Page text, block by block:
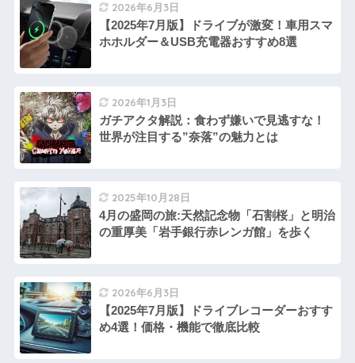
2026年6月3日
【2025年7月版】ドライブが激変！車用スマ
ホホルダー＆USB充電器おすすめ8選
2026年1月3日
ガチアクタ解説：食わず嫌いで見逃すな！
世界が注目する”奈落”の魅力とは
2025年10月28日
4月の盛岡の旅:天然記念物「石割桜」と明治
の重厚美「岩手銀行赤レンガ館」を歩く
2026年6月3日
【2025年7月版】ドライブレコーダーおすす
め4選！価格・機能で徹底比較